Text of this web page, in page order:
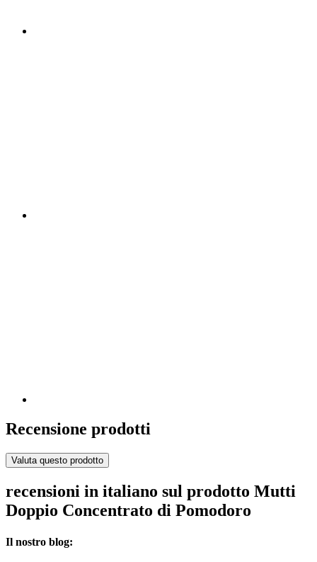
Recensione prodotti
Valuta questo prodotto
recensioni in italiano sul prodotto Mutti
Doppio Concentrato di Pomodoro
Il nostro blog: